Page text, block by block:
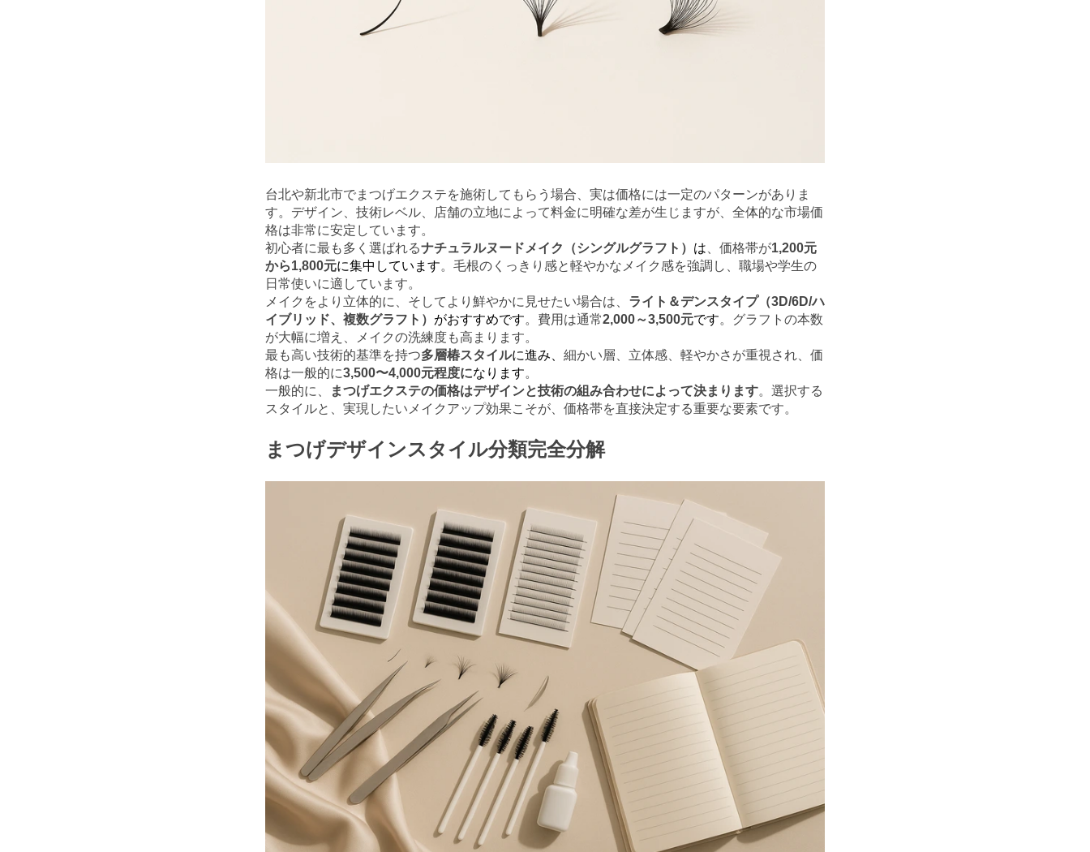
台北や新北市でまつげエクステを施術してもらう場合、実は価格には一定のパターンがありま
す。デザイン、技術レベル、店舗の立地によって料金に明確な差が生じますが、全体的な市場価
格は非常に安定しています。
初心者に最も多く選ばれるナチュラルヌードメイク（シングルグラフト） は 、価格帯が1,200元
から1,800元に集中しています。毛根のくっきり感と軽やかなメイク感を強調し、職場や学生の
日常使いに適しています。
メイクをより立体的に、そしてより鮮やかに見せたい場合は、 ライト＆デンスタイプ（3D/6D/ハ
イブリッド、複数グラフト） がおすすめです。費用は通常2,000～3,500元です。グラフトの本数
が大幅に増え、メイクの洗練度も高まります。
最も高い技術的基準を持つ多層椿スタイルに進み、 細かい層、立体感、軽やかさが重視され、価
格は一般的に3,500〜4,000元程度になります。
一般的に、
まつげエクステの価格はデザインと技術の組み合わせによって決まります。選択する
スタイルと、実現したいメイクアップ効果こそが、価格帯を直接決定する重要な要素です。
まつげデザインスタイル分類完全分解